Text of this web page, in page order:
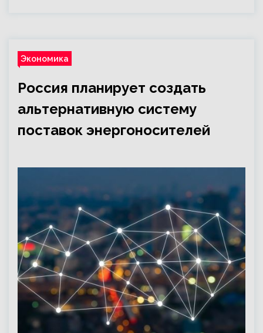
Экономика
Россия планирует создать
альтернативную систему
поставок энергоносителей